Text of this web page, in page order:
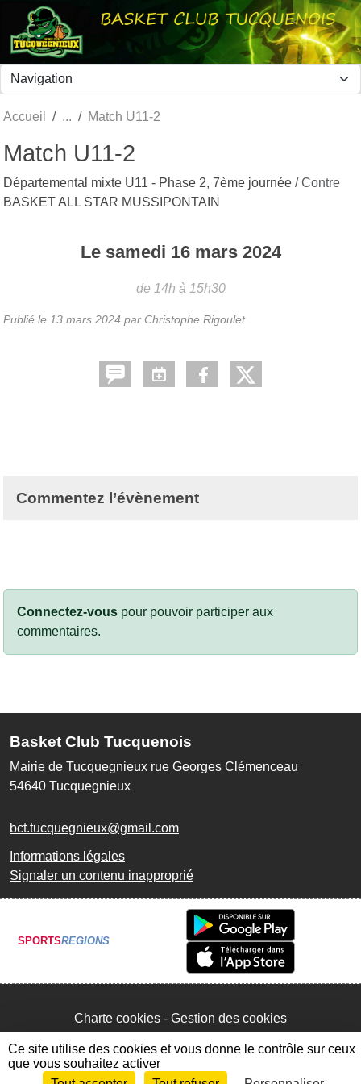
Accueil Match U11-2
Match U11-2
Départemental mixte U11 - Phase 2, 7ème journée / Contre
BASKET ALL STAR MUSSIPONTAIN
Le samedi 16 mars 2024
de 14h à 15h30
Publié le 13 mars 2024 par Christophe Rigoulet
Commentez l’évènement
Connectez-vous pour pouvoir participer aux
commentaires.
Basket Club Tucquenois
Mairie de Tucquegnieux rue Georges Clémenceau
54640 Tucquegnieux
bct.tucquegnieux@gmail.com
Informations légales
Signaler un contenu inapproprié
SPORTSREGIONS
Charte cookies Gestion des cookies
Panneau de gestion des cookies
Ce site utilise des cookies et vous donne le contrôle sur ceux
que vous souhaitez activer